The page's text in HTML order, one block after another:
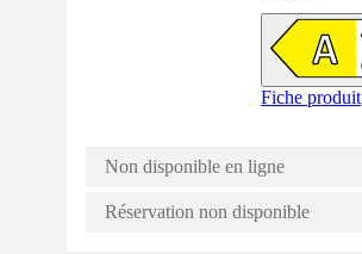
Fiche produit
Non disponible en ligne
Réservation non disponible